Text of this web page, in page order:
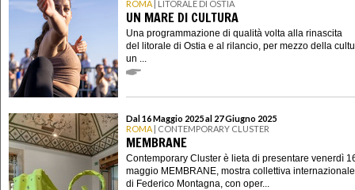
ROMA | LITORALE DI OSTIA
UN MARE DI CULTURA
Una programmazione di qualità volta alla rinascita
del litorale di Ostia e al rilancio, per mezzo della
un ...
Dal 16 Maggio 2025 al 27 Giugno 2025
ROMA | CONTEMPORARY CLUSTER
MEMBRANE
Contemporary Cluster è lieta di presentare venerdì
maggio MEMBRANE, mostra collettiva
di Federico Montagna, con oper...